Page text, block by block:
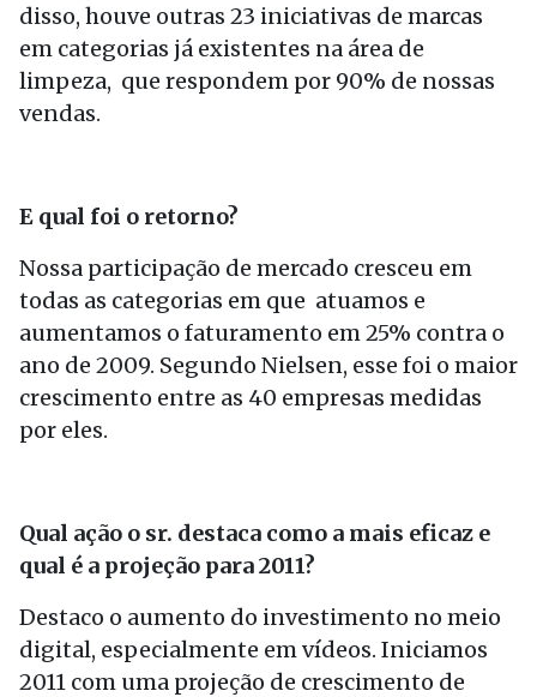
disso, houve outras 23 iniciativas de marcas
em categorias já existentes na área de
limpeza, que respondem por 90% de nossas
vendas.
E qual foi o retorno?
Nossa participação de mercado cresceu em
todas as categorias em que atuamos e
aumentamos o faturamento em 25% contra o
ano de 2009. Segundo Nielsen, esse foi o maior
crescimento entre as 40 empresas medidas
por eles.
Qual ação o sr. destaca como a mais eficaz e
qual é a projeção para 2011?
Destaco o aumento do investimento no meio
digital, especialmente em vídeos. Iniciamos
2011 com uma projeção de crescimento de